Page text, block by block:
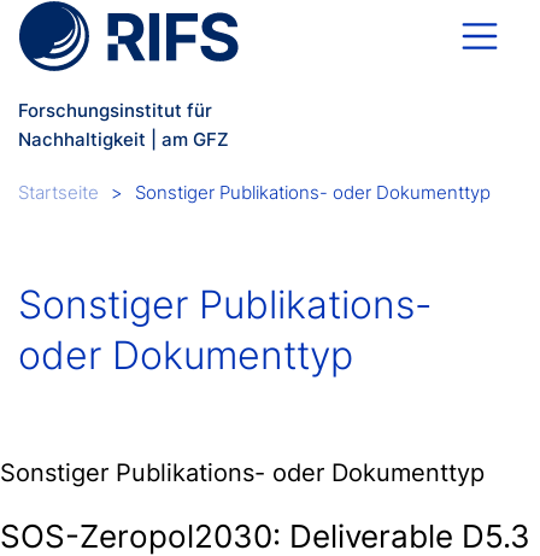
Direkt zum Inhalt
Forschungsinstitut für
Nachhaltigkeit | am GFZ
Breadcrumb
Startseite Sonstiger Publikations- oder Dokumenttyp
Sonstiger Publikations-
oder Dokumenttyp
Sonstiger Publikations- oder Dokumenttyp
SOS-Zeropol2030: Deliverable D5.3